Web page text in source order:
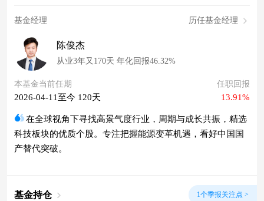
基金经理 历任基金经理
陈俊杰
从业3年又170天 年化回报46.32%
本基金当前任期
2026-04-11至今 120天
任职回报
13.91%
在全球视角下寻找高景气度行业，周期与成长共振，精选
科技板块的优质个股。专注把握能源变革机遇，看好中国国
产替代突破。
基金持仓 1个季报关注点 >